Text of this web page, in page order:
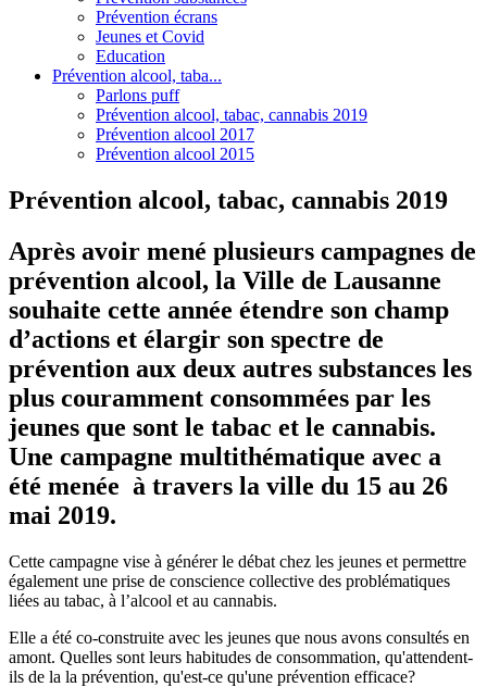
Prévention écrans
Jeunes et Covid
Education
Prévention alcool, taba...
Parlons puff
Prévention alcool, tabac, cannabis 2019
Prévention alcool 2017
Prévention alcool 2015
Prévention alcool, tabac, cannabis 2019
Après avoir mené plusieurs campagnes de
prévention alcool, la Ville de Lausanne
souhaite cette année étendre son champ
d’actions et élargir son spectre de
prévention aux deux autres substances les
plus couramment consommées par les
jeunes que sont le tabac et le cannabis.
Une campagne multithématique avec a
été menée à travers la ville du 15 au 26
mai 2019.
Cette campagne vise à générer le débat chez les jeunes et permettre
également une prise de conscience collective des problématiques
liées au tabac, à l’alcool et au cannabis.
Elle a été co-construite avec les jeunes que nous avons consultés en
amont. Quelles sont leurs habitudes de consommation, qu'attendent-
ils de la la prévention, qu'est-ce qu'une prévention efficace?